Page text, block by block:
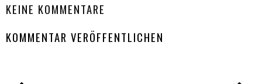
KEINE KOMMENTARE
KOMMENTAR VERÖFFENTLICHEN